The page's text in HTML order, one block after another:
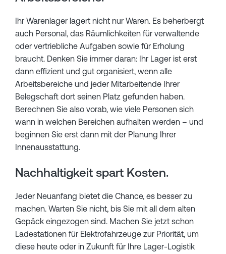
Ihr Warenlager lagert nicht nur Waren. Es beherbergt
auch Personal, das Räumlichkeiten für verwaltende
oder vertriebliche Aufgaben sowie für Erholung
braucht. Denken Sie immer daran: Ihr Lager ist erst
dann effizient und gut organisiert, wenn alle
Arbeitsbereiche und jeder Mitarbeitende Ihrer
Belegschaft dort seinen Platz gefunden haben.
Berechnen Sie also vorab, wie viele Personen sich
wann in welchen Bereichen aufhalten werden ­– und
beginnen Sie erst dann mit der Planung Ihrer
Innenausstattung.
Nachhaltigkeit spart Kosten.
Jeder Neuanfang bietet die Chance, es besser zu
machen. Warten Sie nicht, bis Sie mit all dem alten
Gepäck eingezogen sind. Machen Sie jetzt schon
Ladestationen für Elektrofahrzeuge zur Priorität, um
diese heute oder in Zukunft für Ihre Lager-Logistik